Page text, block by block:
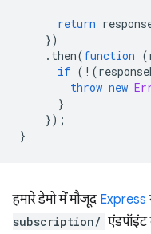
return
})
. then(function (
if ( ! (
throw new
}
});
}
हमारे डेमो में मौजूद Express
subscription/